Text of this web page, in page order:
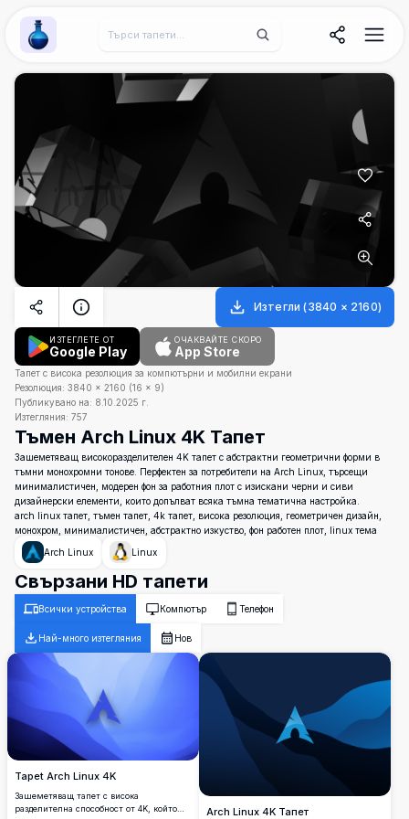
Wallpaper Alchemy
Изтегли (3840 × 2160)
ИЗТЕГЛЕТЕ ОТ
Google Play
ОЧАКВАЙТЕ СКОРО
App Store
Тапет с висока резолюция за компютърни и мобилни екрани
Резолюция: 3840 × 2160 (16 × 9)
Публикувано на: 8.10.2025 г.
Изтегляния: 757
Тъмен Arch Linux 4K Тапет
Зашеметяващ високоразделителен 4K тапет с абстрактни геометрични форми в
тъмни монохромни тонове. Перфектен за потребители на Arch Linux, търсещи
минималистичен, модерен фон за работния плот с изискани черни и сиви
дизайнерски елементи, които допълват всяка тъмна тематична настройка.
arch linux тапет, тъмен тапет, 4k тапет, висока резолюция, геометричен дизайн,
монохром, минималистичен, абстрактно изкуство, фон работен плот, linux тема
Arch Linux
Linux
Свързани HD тапети
Всички устройства Компютър Телефон
Най-много изтегляния Нов
Tapet Arch Linux 4K
Зашеметяващ тапет с висока
разделителна способност от 4K, който
Arch Linux 4K Тапет